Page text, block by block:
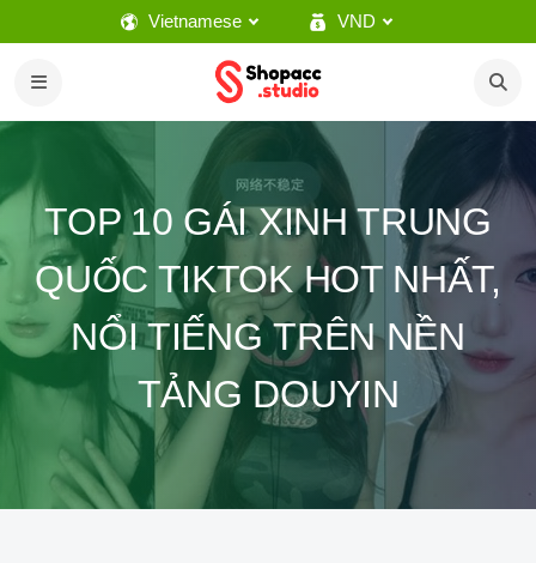
Vietnamese VND
TOP 10 GÁI XINH TRUNG
QUỐC TIKTOK HOT NHẤT,
NỔI TIẾNG TRÊN NỀN
TẢNG DOUYIN